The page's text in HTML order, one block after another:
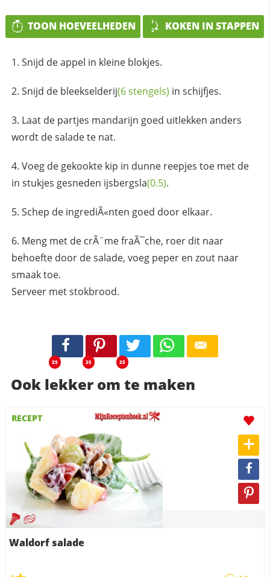
TOON HOEVEELHEDEN KOKEN IN STAPPEN
Snijd de appel in kleine blokjes.
Snijd de bleekselderij(6 stengels) in schijfjes.
Laat de partjes mandarijn goed uitlekken anders
wordt de salade te nat.
Voeg de gekookte kip in dunne reepjes toe met de
in stukjes gesneden ijsbergsla(0.5).
Schep de ingrediÃ«nten goed door elkaar.
Meng met de crÃ¨me fraÃ¯che, roer dit naar
behoefte door de salade, voeg peper en zout naar
smaak toe.
Serveer met stokbrood.
25 25 25
Ook lekker om te maken
RECEPT
Waldorf salade